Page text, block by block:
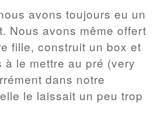
avons toujours eu un
Nous avons même offert
fille, construit un box et
à le mettre au pré (very
dans notre
le laissait un peu trop